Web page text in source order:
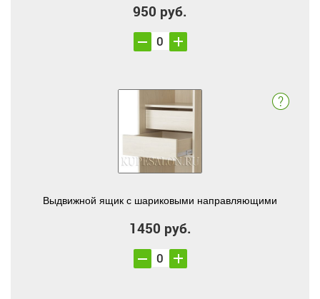
950 руб.
Выдвижной ящик с шариковыми направляющими
1450 руб.